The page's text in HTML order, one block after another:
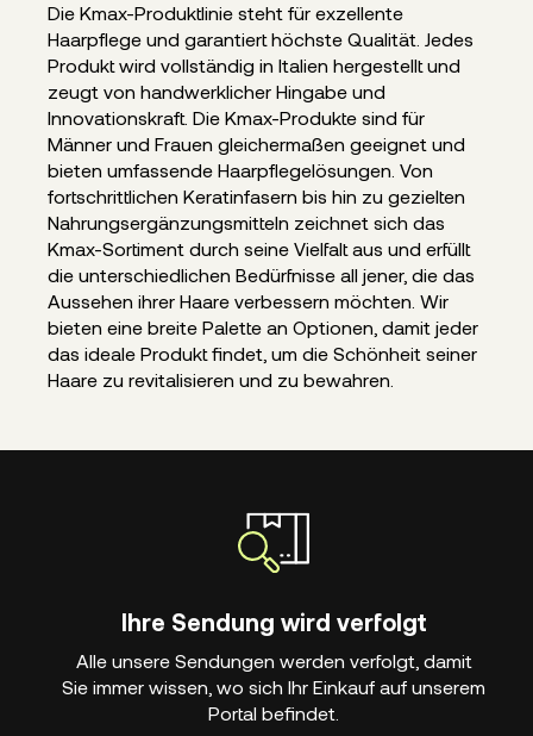
Die Kmax-Produktlinie steht für exzellente
Haarpflege und garantiert höchste Qualität. Jedes
Produkt wird vollständig in Italien hergestellt und
zeugt von handwerklicher Hingabe und
Innovationskraft. Die Kmax-Produkte sind für
Männer und Frauen gleichermaßen geeignet und
bieten umfassende Haarpflegelösungen. Von
fortschrittlichen Keratinfasern bis hin zu gezielten
Nahrungsergänzungsmitteln zeichnet sich das
Kmax-Sortiment durch seine Vielfalt aus und erfüllt
die unterschiedlichen Bedürfnisse all jener, die das
Aussehen ihrer Haare verbessern möchten. Wir
bieten eine breite Palette an Optionen, damit jeder
das ideale Produkt findet, um die Schönheit seiner
Haare zu revitalisieren und zu bewahren.
Ihre Sendung wird verfolgt
Alle unsere Sendungen werden verfolgt, damit
Sie immer wissen, wo sich Ihr Einkauf auf unserem
Portal befindet.